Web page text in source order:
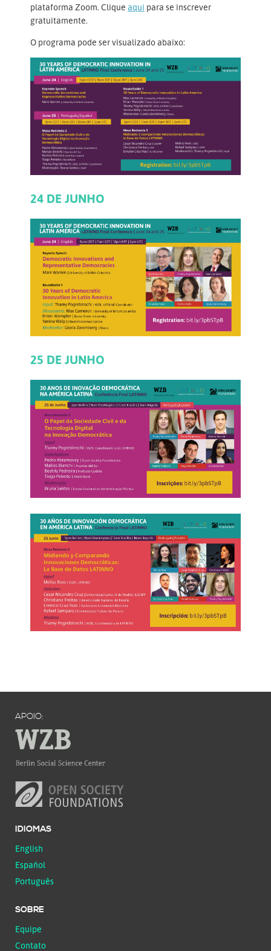
plataforma Zoom. Clique aqui para se inscrever
gratuitamente.
O programa pode ser visualizado abaixo:
24 DE JUNHO
25 DE JUNHO
APOIO:
IDIOMAS
English
Español
Português
SOBRE
Equipe
Contato